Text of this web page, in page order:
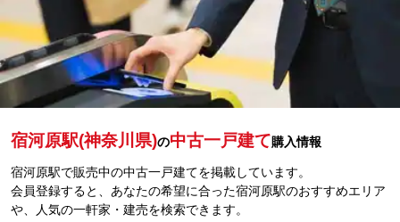
宿河原駅(神奈川県)の中古一戸建て購入情報
宿河原駅で販売中の中古一戸建てを掲載しています。
会員登録すると、あなたの希望に合った宿河原駅のおすすめエリア
や、人気の一軒家・建売を検索できます。